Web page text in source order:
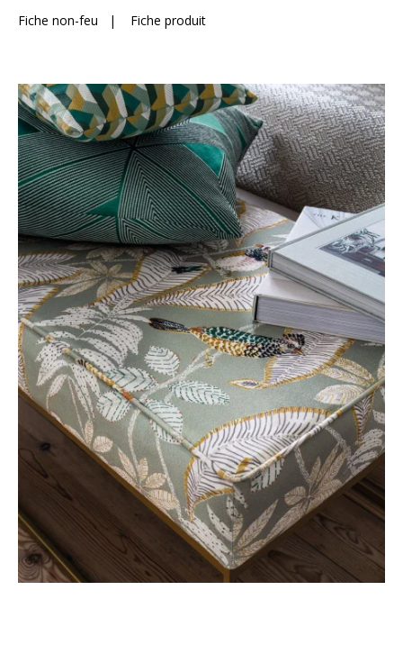
Fiche non-feu | Fiche produit